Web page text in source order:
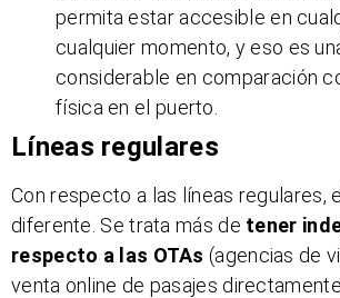
permita estar accesible en
cualquier momento, y eso es
considerable en comparación
física en el puerto.
Líneas regulares
Con respecto a las líneas regulares,
diferente. Se trata más de tener
respecto a las OTAs (agencias de
venta online de pasajes